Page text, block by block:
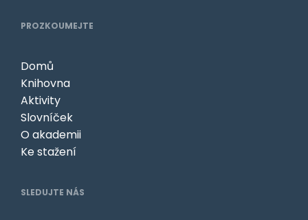
PROZKOUMEJTE
Domů
Knihovna
Aktivity
Slovníček
O akademii
Ke stažení
SLEDUJTE NÁS